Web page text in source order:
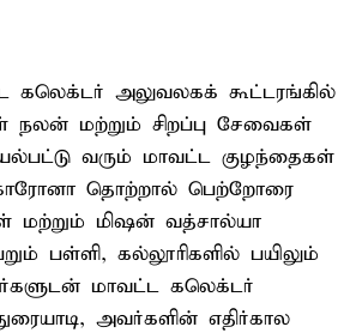
கலெக்டர் அலுவலகக் கூட்டரங்கில்
நலன் மற்றும் சிறப்பு சேவைகள்
வரும் மாவட்ட குழந்தைகள்
தொற்றால் பெற்றோரை
மற்றும் மிஷன் வத்சால்யா
பள்ளி, கல்லூரிகளில் பயிலும்
மாவட்ட கலெக்டர்
அவர்களின் எதிர்கால